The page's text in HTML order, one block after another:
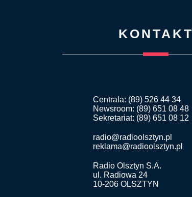
KONTAKT
Centrala: (89) 526 44 34
Newsroom: (89) 651 08 48
Sekretariat: (89) 651 08 12
radio@radioolsztyn.pl
reklama@radioolsztyn.pl
Radio Olsztyn S.A.
ul. Radiowa 24
10-206 OLSZTYN